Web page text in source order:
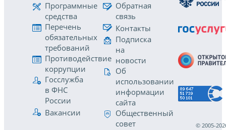
Программные
средства
Перечень
обязательных
требований
Противодействие
коррупции
Госслужба
в ФНС
России
Вакансии
Обратная
связь
Контакты
Подписка
на
новости
Об
использовании
информации
сайта
Общественный
совет
© 2005-